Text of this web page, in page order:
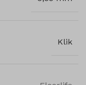
Klik